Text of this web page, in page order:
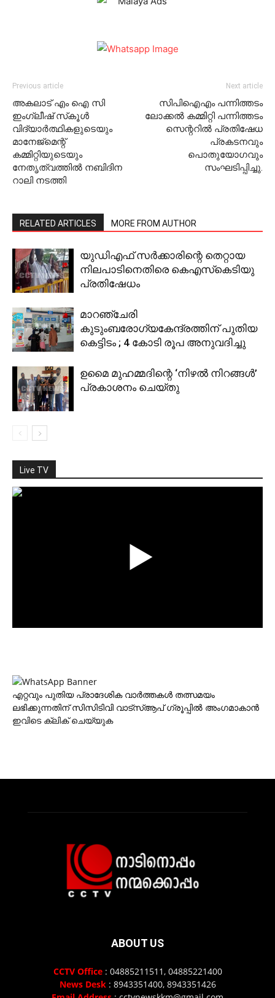
Previous article
അകലാട് എം ഐ സി
ഇംഗ്ലീഷ് സ്‌കൂള്‍
വിദ്യാര്‍ത്ഥികളുടെയും
മാനേജ്‌മെന്റ്
കമ്മിറ്റിയുടെയും
നേതൃത്വത്തില്‍ നബിദിന
റാലി നടത്തി
Next article
സിപിഐഎം പന്നിത്തടം
ലോക്കല്‍ കമ്മിറ്റി പന്നിത്തടം
സെന്ററില്‍ പ്രതിഷേധ
പ്രകടനവും
പൊതുയോഗവും
സംഘടിപ്പിച്ചു.
RELATED ARTICLES MORE FROM AUTHOR
യുഡിഎഫ് സര്‍ക്കാരിന്റെ തെറ്റായ
നിലപാടിനെതിരെ കെഎസ്‌കെടിയു
പ്രതിഷേധം
മാറഞ്ചേരി
കുടുംബരോഗ്യകേന്ദ്രത്തിന് പുതിയ
കെട്ടിടം ; 4 കോടി രൂപ അനുവദിച്ചു
ഉമൈ മുഹമ്മദിന്റെ ‘നിഴല്‍ നിറങ്ങള്‍’
പ്രകാശനം ചെയ്തു
Live TV
എറ്റവും പുതിയ പ്രാദേശിക വാര്‍ത്തകള്‍ തത്സമയം
ലഭിക്കുന്നതിന് സിസിടിവി വാട്‌സ്ആപ് ഗ്രൂപ്പില്‍ അംഗമാകാന്‍
ഇവിടെ ക്ലിക് ചെയ്യുക
ABOUT US
CCTV Office: 04885211511, 04885221400
News Desk: 8943351400, 8943351426